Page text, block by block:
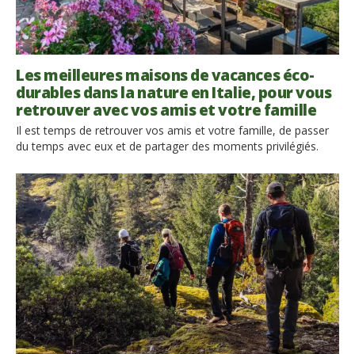
Les meilleures maisons de vacances éco-
durables dans la nature en Italie, pour vous
retrouver avec vos amis et votre famille
Il est temps de retrouver vos amis et votre famille, de passer
du temps avec eux et de partager des moments privilégiés.
bien seulement à travers des appels vidéo. Désormais, tout en
continuant à respecter les règles de sécurité, on peut retrouver
le plaisir […]